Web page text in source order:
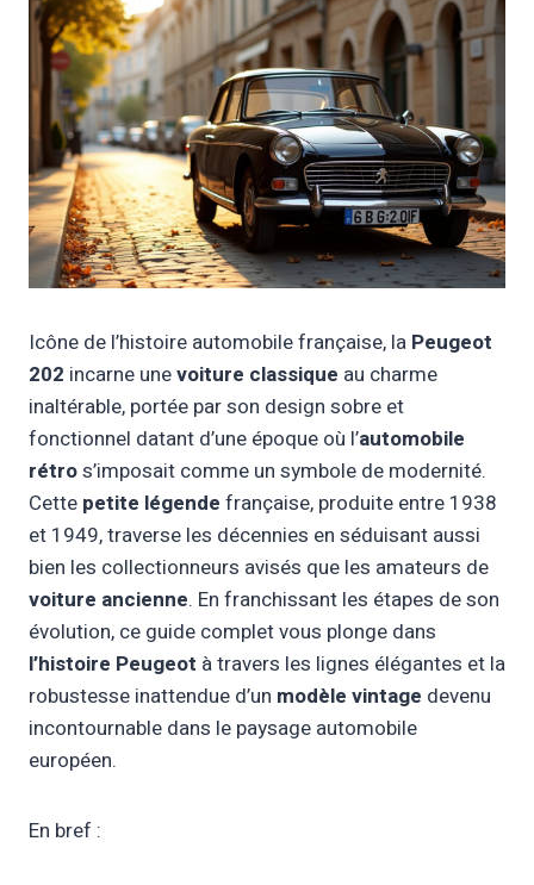
Icône de l’histoire automobile française, la Peugeot
202 incarne unevoiture classique au charme
inaltérable, portée par son design sobre et
fonctionnel datant d’une époque où l’automobile
rétros’imposait comme un symbole de modernité.
Cette petite légende française, produite entre 1938
et 1949, traverse les décennies en séduisant aussi
bien les collectionneurs avisés que les amateurs de
voiture ancienne. En franchissant les étapes de son
évolution, ce guide complet vous plonge dans
l’histoire Peugeot à travers les lignes élégantes et la
robustesse inattendue d’un modèle vintage devenu
incontournable dans le paysage automobile
européen.
En bref :